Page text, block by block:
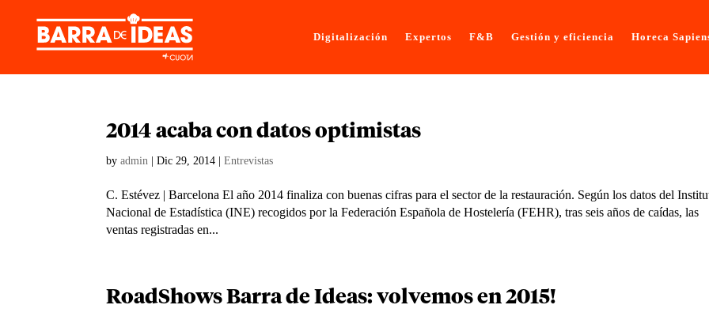
Digitalización Expertos F&B Gestión y eficiencia Horeca
2014 acaba con datos optimistas
byadmin |Dic 29, 2014 |Entrevistas
C. Estévez | Barcelona El año 2014 finaliza con buenas cifras para el sector de la restauración. Según los datos del
Nacional de Estadística (INE) recogidos por la Federación Española de Hostelería (FEHR), tras seis años de caídas, las
ventas registradas en...
RoadShows Barra de Ideas: volvemos en 2015!